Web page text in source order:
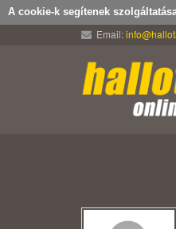
A cookie-k segítenek
Email: